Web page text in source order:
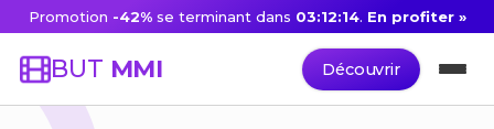
Promotion -42% se terminant dans 03:12:13. En profiter »
BUT MMI Découvrir